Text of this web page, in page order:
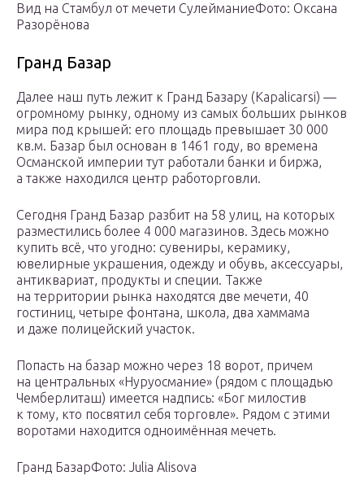
Вид на Стамбул от мечети СулейманиеФото: Оксана
Разорёнова
Гранд Базар
Далее наш путь лежит к Гранд Базару (Kapalicarsi) —
огромному рынку, одному из самых больших рынков
мира под крышей: его площадь превышает 30 000
кв.м. Базар был основан в 1461 году, во времена
Османской империи тут работали банки и биржа,
а также находился центр работорговли.
Сегодня Гранд Базар разбит на 58 улиц, на которых
разместились более 4 000 магазинов. Здесь можно
купить всё, что угодно: сувениры, керамику,
ювелирные украшения, одежду и обувь, аксессуары,
антиквариат, продукты и специи. Также
на территории рынка находятся две мечети, 40
гостиниц, четыре фонтана, школа, два хаммама
и даже полицейский участок.
Попасть на базар можно через 18 ворот, причем
на центральных «Нуруосмание» (рядом с площадью
Чемберлиташ) имеется надпись: «Бог милостив
к тому, кто посвятил себя торговле». Рядом с этими
воротами находится одноимённая мечеть.
Гранд БазарФото: Julia Alisova